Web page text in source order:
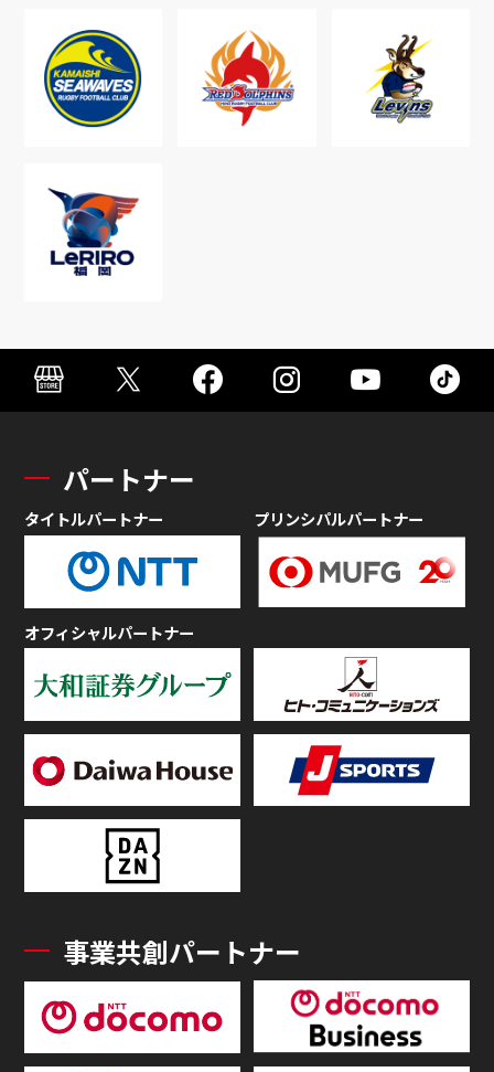
パートナー
タイトルパートナー プリンシパルパートナー
オフィシャルパートナー
事業共創パートナー